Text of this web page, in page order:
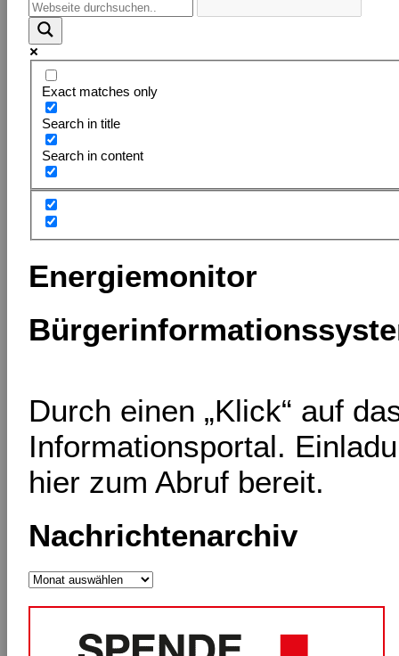
Exact matches only
Search in title
Search in content
Energiemonitor
Durch einen „Klick“ auf
Informationsportal.
hier zum Abruf bereit.
Nachrichtenarchiv
Nachrichtenarchiv